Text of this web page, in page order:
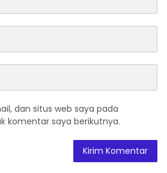
dan situs web saya pada
komentar saya berikutnya.